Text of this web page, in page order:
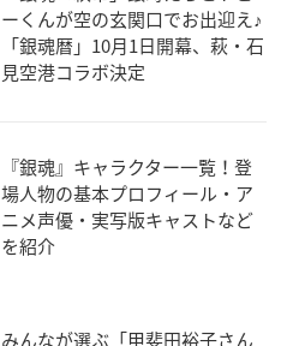
ーくんが空の玄関口でお出迎え♪
「銀魂暦」10月1日開幕、萩・石
見空港コラボ決定
『銀魂』キャラクター一覧！登
場人物の基本プロフィール・ア
ニメ声優・実写版キャストなど
を紹介
みんなが選ぶ「甲斐田裕子さん